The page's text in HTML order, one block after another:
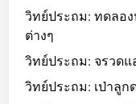
วิทย์ประถม: ทดลอ
ต่างๆ
วิทย์ประถม: จรวด
วิทย์ประถม: เป่าลู